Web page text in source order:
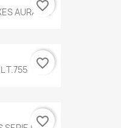
AURA T...
favorite_border
T.755 favorite_border
favorite_border